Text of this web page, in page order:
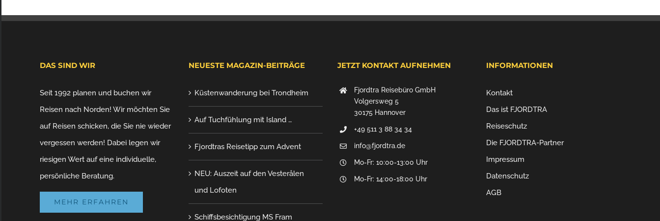
DAS SIND WIR
Seit 1992 planen und buchen wir
Reisen nach Norden! Wir möchten Sie
auf Reisen schicken, die Sie nie wieder
vergessen werden! Dabei legen wir
riesigen Wert auf eine individuelle,
persönliche Beratung.
MEHR ERFAHREN
NEUESTE MAGAZIN-BEITRÄGE
Küstenwanderung bei Trondheim
Auf Tuchfühlung mit Island …
Fjordtras Reisetipp zum Advent
NEU: Auszeit auf den Vesterålen
und Lofoten
Schiffsbesichtigung MS Fram
JETZT KONTAKT AUFNEHMEN
Fjordtra Reisebüro GmbH
Volgersweg 5
30175 Hannover
+49 511 3 88 34 34
info@fjordtra.de
Mo-Fr: 10:00-13:00 Uhr
Mo-Fr: 14:00-18:00 Uhr
INFORMATIONEN
Kontakt
Das ist FJORDTRA
Reiseschutz
Die FJORDTRA-Partner
Impressum
Datenschutz
AGB